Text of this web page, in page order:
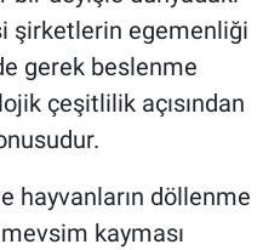
şirketlerin egemenliği
gerek beslenme
çeşitlilik açısından
hayvanların döllenme
kayması